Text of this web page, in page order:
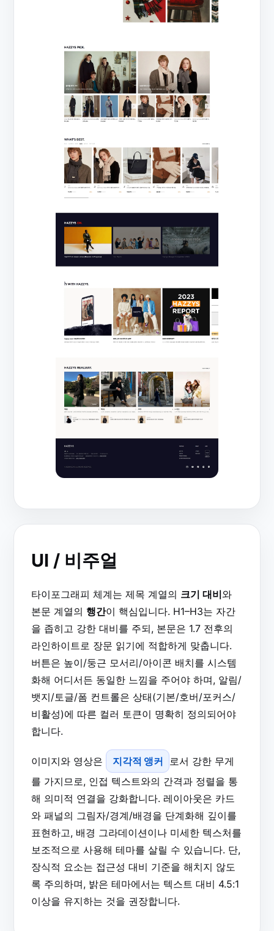
UI / 비주얼
타이포그래피 체계는 제목 계열의 크기 대비와
본문 계열의 행간이 핵심입니다. H1–H3는 자간
을 좁히고 강한 대비를 주되, 본문은 1.7 전후의
라인하이트로 장문 읽기에 적합하게 맞춥니다.
버튼은 높이/둥근 모서리/아이콘 배치를 시스템
화해 어디서든 동일한 느낌을 주어야 하며, 알림/
뱃지/토글/폼 컨트롤은 상태(기본/호버/포커스/
비활성)에 따른 컬러 토큰이 명확히 정의되어야
합니다.
이미지와 영상은 지각적 앵커
로서 강한 무게
를 가지므로, 인접 텍스트와의 간격과 정렬을 통
해 의미적 연결을 강화합니다. 레이아웃은 카드
와 패널의 그림자/경계/배경을 단계화해 깊이를
표현하고, 배경 그라데이션이나 미세한 텍스처를
보조적으로 사용해 테마를 살릴 수 있습니다. 단,
장식적 요소는 접근성 대비 기준을 해치지 않도
록 주의하며, 밝은 테마에서는 텍스트 대비 4.5:1
이상을 유지하는 것을 권장합니다.